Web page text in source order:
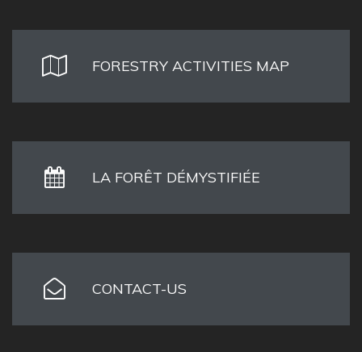
FORESTRY ACTIVITIES MAP
LA FORÊT DÉMYSTIFIÉE
CONTACT-US